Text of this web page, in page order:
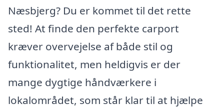
Næsbjerg? Du er kommet til det rette
sted! At finde den perfekte carport
kræver overvejelse af både stil og
funktionalitet, men heldigvis er der
mange dygtige håndværkere i
lokalområdet, som står klar til at hjælpe